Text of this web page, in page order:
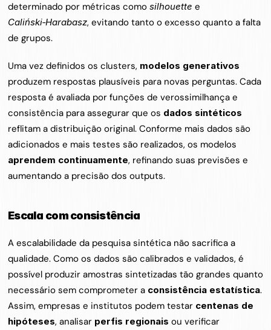
determinado por métricas como silhouette
Caliński‑Harabasz, evitando tanto o excesso quanto a falta
de grupos.
Uma vez definidos os clusters, modelos generativos
produzem respostas plausíveis para novas perguntas. Cada
resposta é avaliada por funções de verossimilhança e
consistência para assegurar que os dados sintéticos
reflitam a distribuição original. Conforme mais dados são
aprendem continuamente, refinando suas previsões e
aumentando a precisão dos outputs.
Escala com consistência
A escalabilidade da pesquisa sintética não sacrifica a
qualidade. Como os dados são calibrados e validados, é
possível produzir amostras sintetizadas tão grandes quanto
necessário sem comprometer a consistência estatística.
Assim, empresas e institutos podem testar centenas de
hipóteses, analisar perfis regionais